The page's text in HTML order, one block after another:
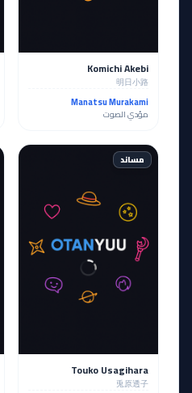
Komichi Akebi
明日小路
Manatsu Murakami
مؤدي الصوت
مساند
Touko Usagihara
兎原透子